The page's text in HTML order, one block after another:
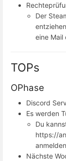
Der
eine Mail
TOPs
OPhase
Discord
Es werden
Du
https://
anmelden
Nächste